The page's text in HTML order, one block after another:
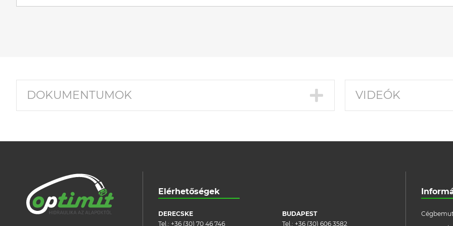
DOKUMENTUMOK VIDEÓK
Elérhetőségek
DERECSKE
Tel.: +36 (30) 70 46 746
BUDAPEST
Tel.: +36 (30) 606 3582